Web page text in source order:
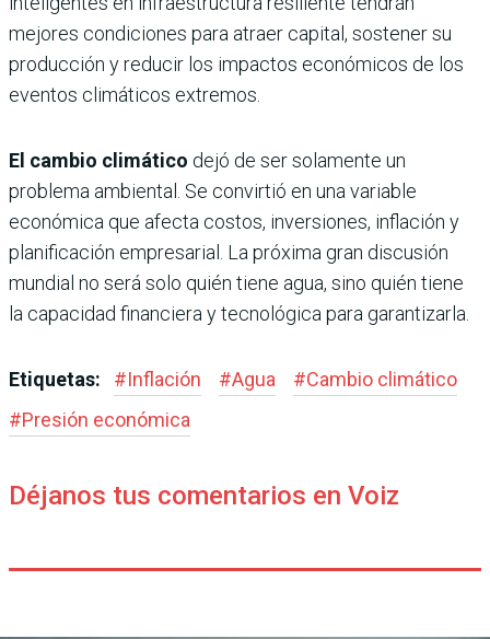
mejores condiciones para atraer capital, sostener su
producción y reducir los impactos económicos de los
eventos climáticos extremos.
El cambio climático dejó de ser solamente un
problema ambiental. Se convirtió en una variable
económica que afecta costos, inversiones, inflación y
planificación empresarial. La próxima gran discusión
mundial no será solo quién tiene agua, sino quién tiene
la capacidad financiera y tecnológica para garantizarla.
Etiquetas: #Inflación #Agua #Cambio climático
#Presión económica
Déjanos tus comentarios en Voiz